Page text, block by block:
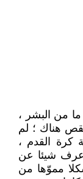
من البشر ،
هناك ؛ لم
كرة القدم ،
شيئا عن
مموّها من